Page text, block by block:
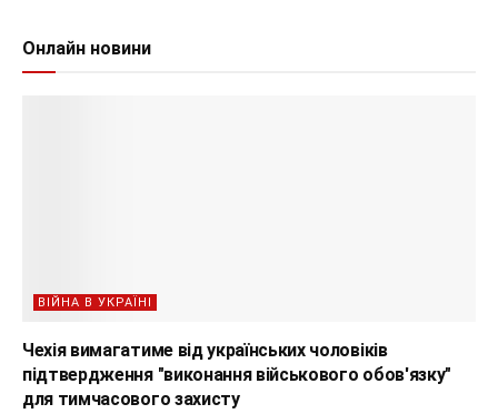
Онлайн новини
ВІЙНА В УКРАЇНІ
Чехія вимагатиме від українських чоловіків
підтвердження "виконання військового обов'язку"
для тимчасового захисту